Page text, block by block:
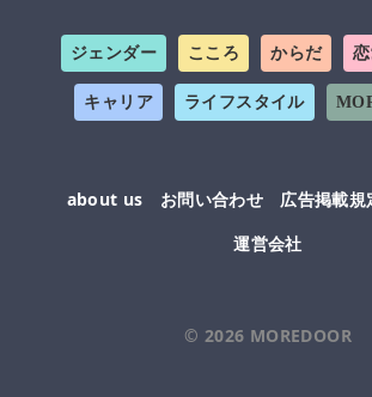
ジェンダー こころ からだ
キャリア ライフスタイル
about us お問い合わせ 広告掲載規
運営会社
© 2026 MOREDOOR